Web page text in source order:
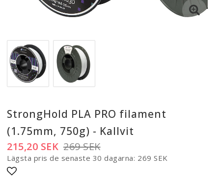
StrongHold PLA PRO filament
(1.75mm, 750g) - Kallvit
269 SEK
215,20 SEK
Lägsta pris de senaste 30 dagarna 269 SEK